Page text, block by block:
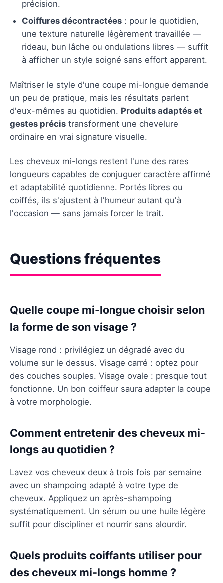
précision.
Coiffures décontractées : pour le quotidien,
une texture naturelle légèrement travaillée —
rideau, bun lâche ou ondulations libres — suffit
à afficher un style soigné sans effort apparent.
Maîtriser le style d'une coupe mi-longue demande
un peu de pratique, mais les résultats parlent
d'eux-mêmes au quotidien. Produits adaptés et
gestes précis transforment une chevelure
ordinaire en vrai signature visuelle.
Les cheveux mi-longs restent l'une des rares
longueurs capables de conjuguer caractère affirmé
et adaptabilité quotidienne. Portés libres ou
coiffés, ils s'ajustent à l'humeur autant qu'à
l'occasion — sans jamais forcer le trait.
Questions fréquentes
Quelle coupe mi-longue choisir selon
la forme de son visage ?
Visage rond : privilégiez un dégradé avec du
volume sur le dessus. Visage carré : optez pour
des couches souples. Visage ovale : presque tout
fonctionne. Un bon coiffeur saura adapter la coupe
à votre morphologie.
Comment entretenir des cheveux mi-
longs au quotidien ?
Lavez vos cheveux deux à trois fois par semaine
avec un shampoing adapté à votre type de
cheveux. Appliquez un après-shampoing
systématiquement. Un sérum ou une huile légère
suffit pour discipliner et nourrir sans alourdir.
Quels produits coiffants utiliser pour
des cheveux mi-longs homme ?